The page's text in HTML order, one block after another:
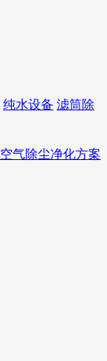
纯水设备 滤筒除
空气除尘净化方案